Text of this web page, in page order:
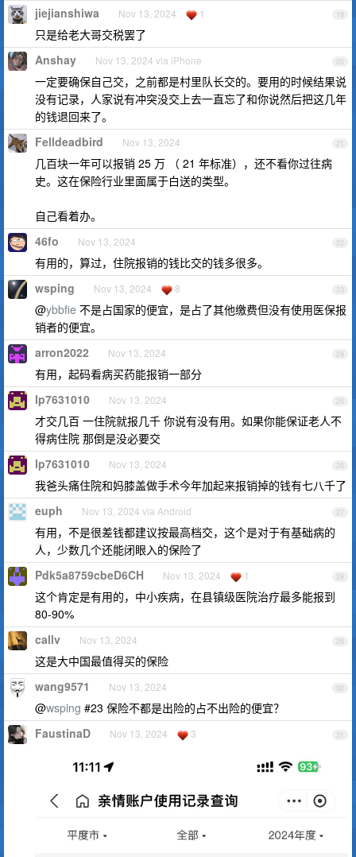
19
jiejianshiwa Nov 13, 2024 1
只是给老大哥交税罢了
20
Anshay Nov 13, 2024 via iPhone
一定要确保自己交，之前都是村里队长交的。要用的时候结果说
没有记录，人家说有冲突没交上去一直忘了和你说然后把这几年
的钱退回来了。
21
Felldeadbird Nov 13, 2024
几百块一年可以报销 25 万 （ 21 年标准），还不看你过往病
史。这在保险行业里面属于白送的类型。
自己看着办。
22
46fo Nov 13, 2024
有用的，算过，住院报销的钱比交的钱多很多。
23
wsping Nov 13, 2024 8
@ybbfie 不是占国家的便宜，是占了其他缴费但没有使用医保报
销者的便宜。
24
arron2022 Nov 13, 2024
有用，起码看病买药能报销一部分
25
lp7631010 Nov 13, 2024
才交几百 一住院就报几千 你说有没有用。如果你能保证老人不
得病住院 那倒是没必要交
26
lp7631010 Nov 13, 2024
我爸头痛住院和妈膝盖做手术今年加起来报销掉的钱有七八千了
27
euph Nov 13, 2024 via Android
有用，不是很差钱都建议按最高档交，这个是对于有基础病的
人，少数几个还能闭眼入的保险了
28
Pdk5a8759cbeD6CH Nov 13, 2024 1
这个肯定是有用的，中小疾病，在县镇级医院治疗最多能报到
80-90%
29
callv Nov 13, 2024
这是大中国最值得买的保险
30
wang9571 Nov 13, 2024
@wsping #23 保险不都是出险的占不出险的便宜？
31
FaustinaD Nov 13, 2024 3